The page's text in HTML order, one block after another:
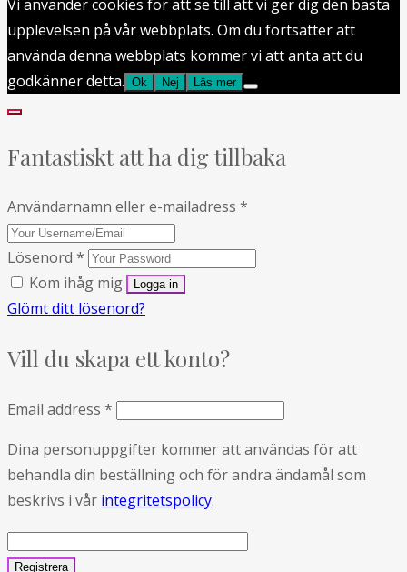
Vi använder cookies för att se till att vi ger dig den bästa
upplevelsen på vår webbplats. Om du fortsätter att
använda denna webbplats kommer vi att anta att du
godkänner detta. Ok Nej Läs mer
Fantastiskt att ha dig tillbaka
Användarnamn eller e-mailadress *
Lösenord *
Kom ihåg mig
Glömt ditt lösenord?
Vill du skapa ett konto?
Email address *
Dina personuppgifter kommer att användas för att
behandla din beställning och för andra ändamål som
beskrivs i vår integritetspolicy.